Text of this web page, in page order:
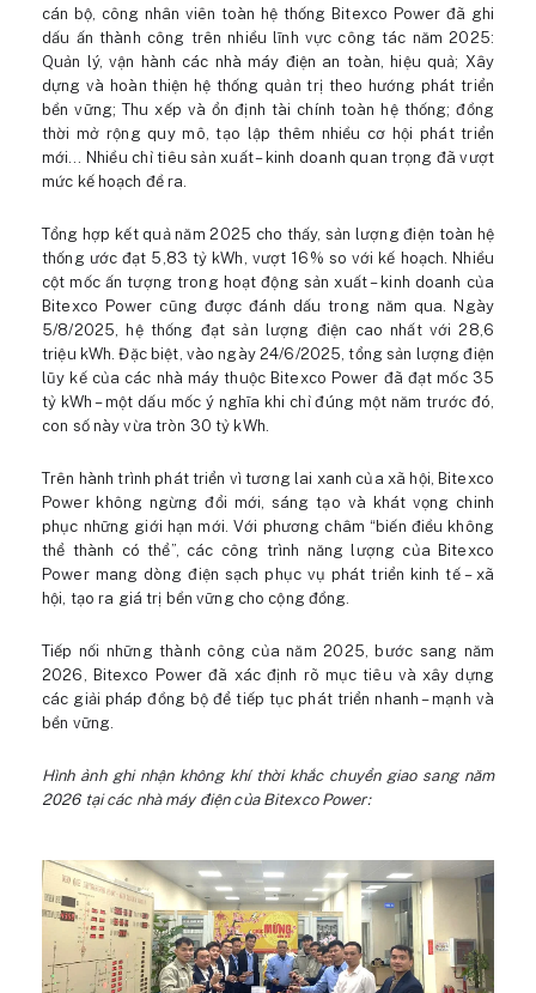
cán bộ, công nhân viên toàn hệ thống Bitexco Power đã ghi
dấu ấn thành công trên nhiều lĩnh vực công tác năm 2025:
Quản lý, vận hành các nhà máy điện an toàn, hiệu quả; Xây
dựng và hoàn thiện hệ thống quản trị theo hướng phát triển
bền vững; Thu xếp và ổn định tài chính toàn hệ thống; đồng
thời mở rộng quy mô, tạo lập thêm nhiều cơ hội phát triển
mới… Nhiều chỉ tiêu sản xuất – kinh doanh quan trọng đã vượt
mức kế hoạch đề ra.
Tổng hợp kết quả năm 2025 cho thấy, sản lượng điện toàn hệ
thống ước đạt 5,83 tỷ kWh, vượt 16% so với kế hoạch. Nhiều
cột mốc ấn tượng trong hoạt động sản xuất – kinh doanh của
Bitexco Power cũng được đánh dấu trong năm qua. Ngày
5/8/2025, hệ thống đạt sản lượng điện cao nhất với 28,6
triệu kWh. Đặc biệt, vào ngày 24/6/2025, tổng sản lượng điện
lũy kế của các nhà máy thuộc Bitexco Power đã đạt mốc 35
tỷ kWh – một dấu mốc ý nghĩa khi chỉ đúng một năm trước đó,
con số này vừa tròn 30 tỷ kWh.
Trên hành trình phát triển vì tương lai xanh của xã hội, Bitexco
Power không ngừng đổi mới, sáng tạo và khát vọng chinh
phục những giới hạn mới. Với phương châm “biến điều không
thể thành có thể”, các công trình năng lượng của Bitexco
Power mang dòng điện sạch phục vụ phát triển kinh tế – xã
hội, tạo ra giá trị bền vững cho cộng đồng.
Tiếp nối những thành công của năm 2025, bước sang năm
2026, Bitexco Power đã xác định rõ mục tiêu và xây dựng
các giải pháp đồng bộ để tiếp tục phát triển nhanh – mạnh và
bền vững.
Hình ảnh ghi nhận không khí thời khắc chuyển giao sang năm
2026 tại các nhà máy điện của Bitexco Power: